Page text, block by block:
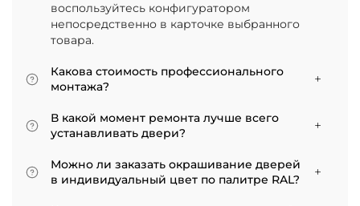
воспользуйтесь конфигуратором
непосредственно в карточке выбранного
товара.
Какова стоимость профессионального
монтажа?
Итоговая сумма зависит от типа отделки
двери и габаритов проема. Минимальная
цена за установку стандартной двери с
покрытием «экошпон» начинается от 5000
рублей.
В какой момент ремонта лучше всего
устанавливать двери?
Мы советуем приступать к монтажу после
того, как уложено напольное покрытие. В
противном случае из-за изменения уровня
Можно ли заказать окрашивание дверей
в индивидуальный цвет по палитре RAL?